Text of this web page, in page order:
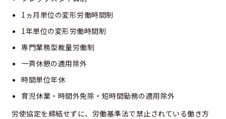
1ヵ月単位の変形労働時間制
1年単位の変形労働時間制
専門業務型裁量労働制
一斉休憩の適用除外
時間単位年休
育児休業・時間外免除・短時間勤務の適用除外
労使協定を締結せずに、労働基準法で禁止されている働き方